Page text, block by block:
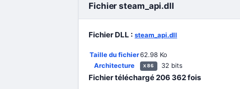
Fichier steam_api.dll
Fichier DLL : steam_api.dll
Taille du fichier62.98 Ko
Architecture
x86 32 bits
Fichier téléchargé206 362fois